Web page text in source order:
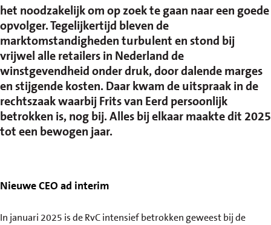
het noodzakelijk om op zoek te gaan naar een goede
opvolger. Tegelijkertijd bleven de
marktomstandigheden turbulent en stond bij
vrijwel alle retailers in Nederland de
winstgevendheid onder druk, door dalende marges
en stijgende kosten. Daar kwam de uitspraak in de
rechtszaak waarbij Frits van Eerd persoonlijk
betrokken is, nog bij. Alles bij elkaar maakte dit 2025
tot een bewogen jaar.
Nieuwe CEO ad interim
In januari 2025 is de RvC intensief betrokken geweest bij de